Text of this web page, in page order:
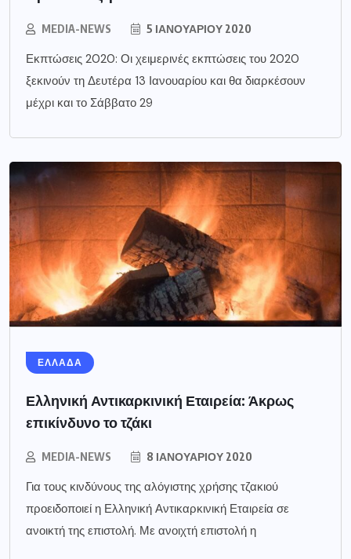
MEDIA-NEWS 5 ΙΑΝΟΥΑΡΊΟΥ 2020
Εκπτώσεις 2020: Οι χειμερινές εκπτώσεις του 2020
ξεκινούν τη Δευτέρα 13 Ιανουαρίου και θα διαρκέσουν
μέχρι και το Σάββατο 29
ΕΛΛΑΔΑ
Ελληνική Αντικαρκινική Εταιρεία: Άκρως
επικίνδυνο το τζάκι
MEDIA-NEWS 8 ΙΑΝΟΥΑΡΊΟΥ 2020
Για τους κινδύνους της αλόγιστης χρήσης τζακιού
προειδοποιεί η Ελληνική Αντικαρκινική Εταιρεία σε
ανοικτή της επιστολή. Με ανοιχτή επιστολή η